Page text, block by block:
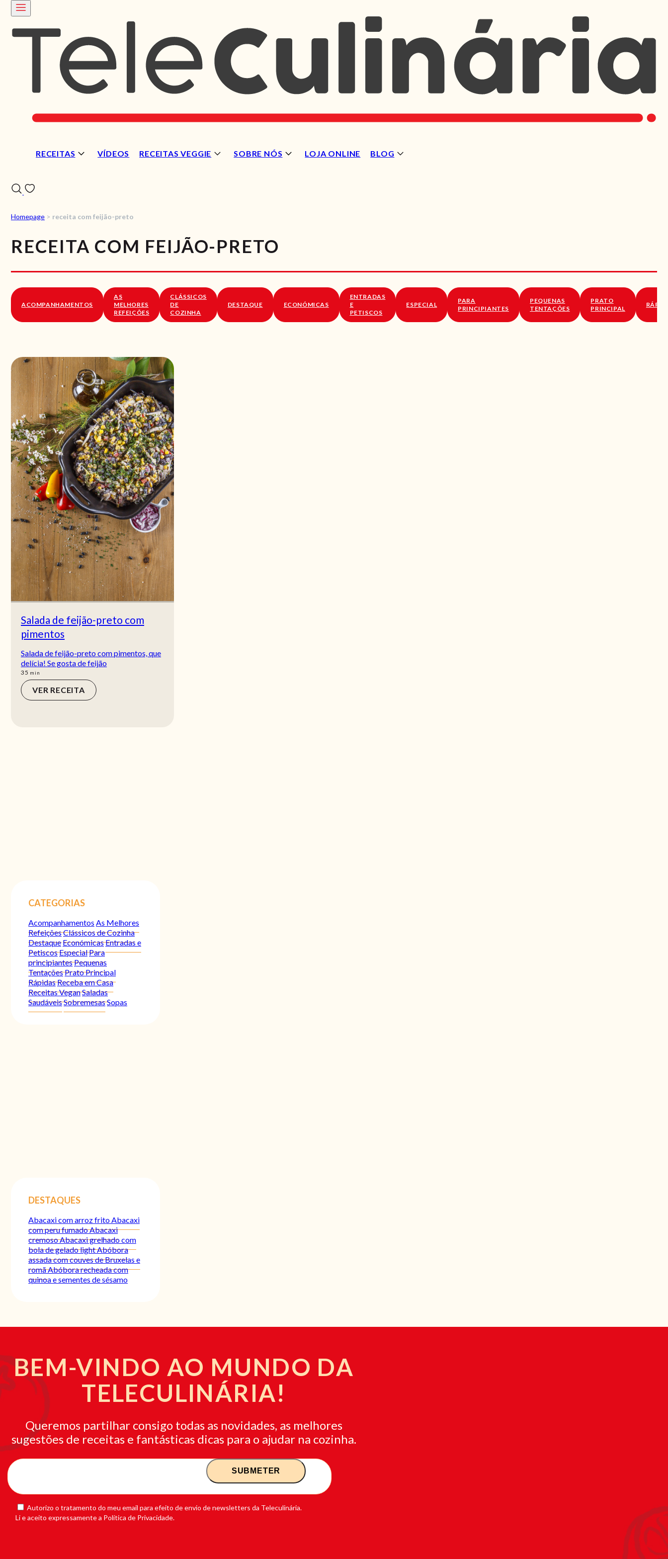
RECEITAS VÍDEOS RECEITAS VEGGIE SOBRE NÓS LOJA ONLINE BLOG
SOBRE NÓS
Homepage > receita com feijão-preto
RECEITA COM FEIJÃO-PRETO
ACOMPANHAMENTOS
AS
MELHORES
REFEIÇÕES
CLÁSSICOS
DE
COZINHA
DESTAQUE ECONÓMICAS
ENTRADAS
E
PETISCOS
ESPECIAL
PARA
PRINCIPIANTES
PEQUENAS
TENTAÇÕES
PRATO
PRINCIPAL
Salada de feijão-preto com
pimentos
Salada de feijão-preto com pimentos, que
delícia! Se gosta de feijão
35 min
min
VER RECEITA
CATEGORIAS
Acompanhamentos As Melhores
RefeiçõesClássicos de Cozinha
Destaque EconómicasEntradas e
PetiscosEspecialPara
principiantesPequenas
TentaçõesPrato Principal
RápidasReceba em Casa
Receitas VeganSaladas
SaudáveisSobremesasSopas
DESTAQUES
Abacaxi com arroz fritoAbacaxi
com peru fumadoAbacaxi
cremosoAbacaxi grelhado com
bola de gelado lightAbóbora
assada com couves de Bruxelas e
romãAbóbora recheada com
quinoa e sementes de sésamo
BEM-VINDO AO MUNDO DA
TELECULINÁRIA!
Queremos partilhar consigo todas as novidades, as melhores
sugestões de receitas e fantásticas dicas para o ajudar na cozinha.
Autorizo o tratamento do meu email para efeito de envio de newsletters da Teleculinária.
Li e aceito expressamente a Política de Privacidade.